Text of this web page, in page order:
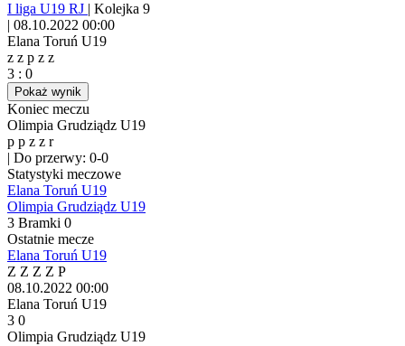
I liga U19 RJ | Kolejka 9
| 08.10.2022 00:00
Elana Toruń U19
z z p z z
3 : 0
Pokaż wynik
Koniec meczu
Olimpia Grudziądz U19
p p z z r
| Do przerwy: 0-0
Statystyki meczowe
Elana Toruń U19
Olimpia Grudziądz U19
3 Bramki 0
Ostatnie mecze
Elana Toruń U19
Z Z Z Z P
08.10.2022 00:00
Elana Toruń U19
3 0
Olimpia Grudziądz U19